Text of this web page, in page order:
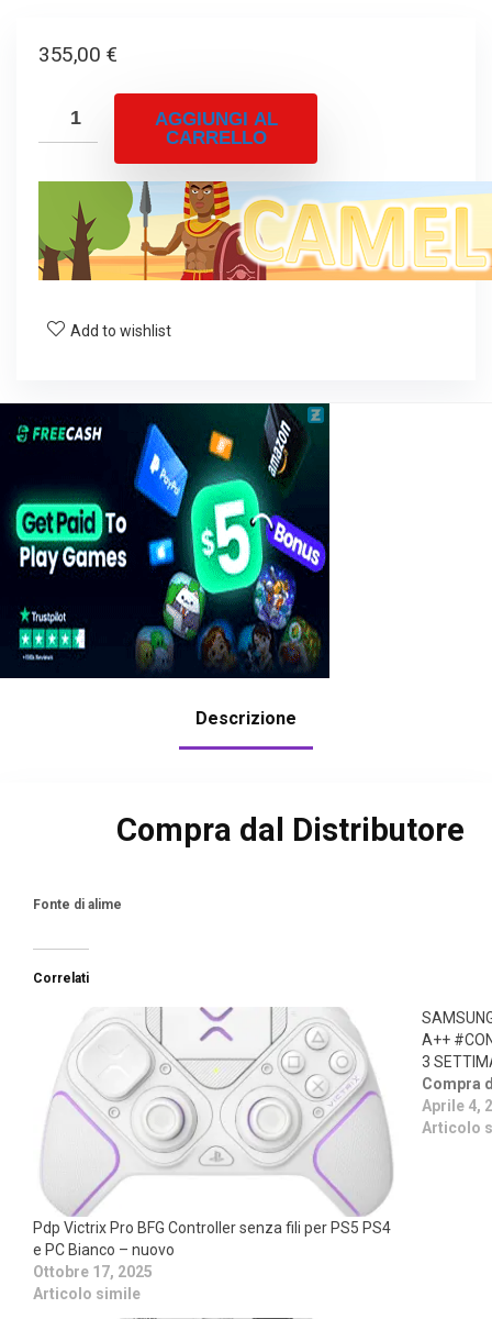
355,00 €
AGGIUNGI AL
CARRELLO
Add to wishlist
Descrizione
Compra dal Distributore
Fonte di alime
Correlati
Pdp Victrix Pro BFG Controller senza fili per PS5 PS4
e PC Bianco – nuovo
Ottobre 17, 2025
Articolo simile
A++
3
Compra
Aprile 4,
Articolo